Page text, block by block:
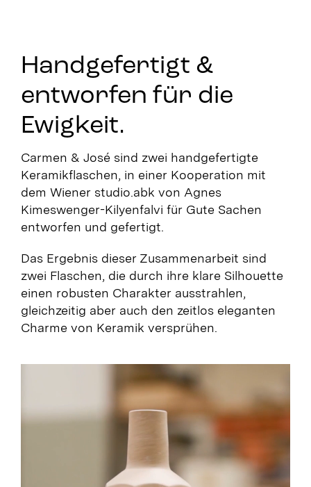
Handgefertigt &
entworfen für die
Ewigkeit.
Carmen & José sind zwei handgefertigte
Keramikflaschen, in einer Kooperation mit
dem Wiener studio.abk von Agnes
Kimeswenger-Kilyenfalvi für Gute Sachen
entworfen und gefertigt.
Das Ergebnis dieser Zusammenarbeit sind
zwei Flaschen, die durch ihre klare Silhouette
einen robusten Charakter ausstrahlen,
gleichzeitig aber auch den zeitlos eleganten
Charme von Keramik versprühen.